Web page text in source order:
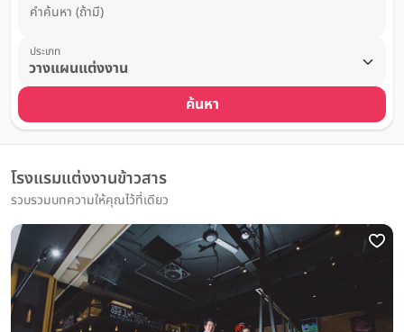
คำค้นหา (ถ้ามี)
ประเภท
ค้นหา
โรงแรมแต่งงานข้าวสาร
รวบรวมบทความให้คุณไว้ที่เดียว